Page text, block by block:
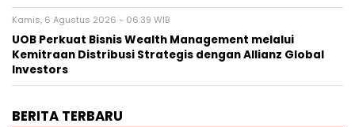
Kamis, 6 Agustus 2026 - 06:39 WIB
UOB Perkuat Bisnis Wealth Management melalui
Kemitraan Distribusi Strategis dengan Allianz Global
Investors
BERITA TERBARU